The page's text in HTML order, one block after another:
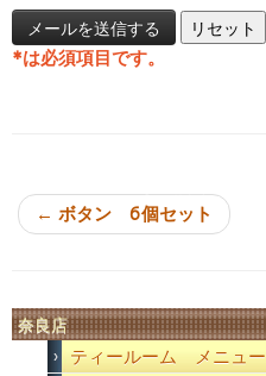
*は必須項目です。
← ボタン 6個セット
奈良店
ティールーム メニュー